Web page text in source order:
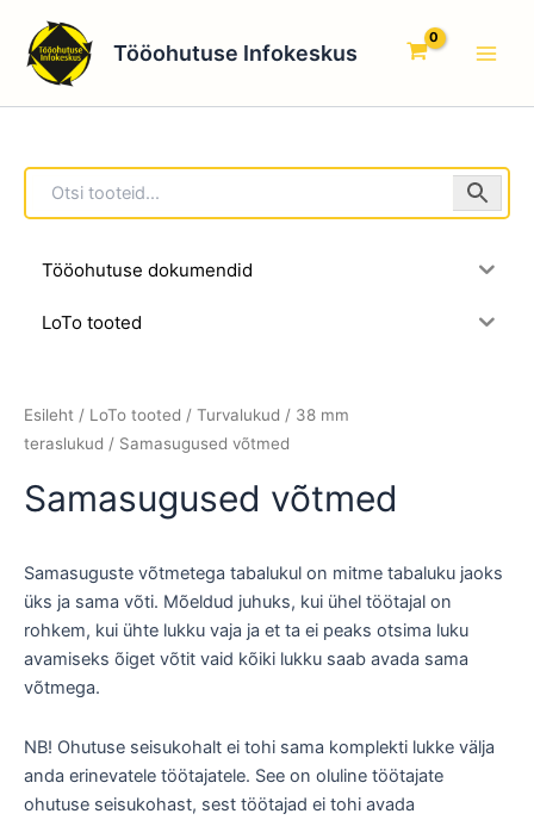
content
Tööohutuse Infokeskus
Tööohutuse dokumendid
LoTo tooted
Esileht / LoTo tooted / Turvalukud / 38 mm
teraslukud / Samasugused võtmed
Samasugused võtmed
Samasuguste võtmetega tabalukul on mitme tabaluku jaoks
üks ja sama võti. Mõeldud juhuks, kui ühel töötajal on
rohkem, kui ühte lukku vaja ja et ta ei peaks otsima luku
avamiseks õiget võtit vaid kõiki lukku saab avada sama
võtmega.
NB! Ohutuse seisukohalt ei tohi sama komplekti lukke välja
anda erinevatele töötajatele. See on oluline töötajate
ohutuse seisukohast, sest töötajad ei tohi avada